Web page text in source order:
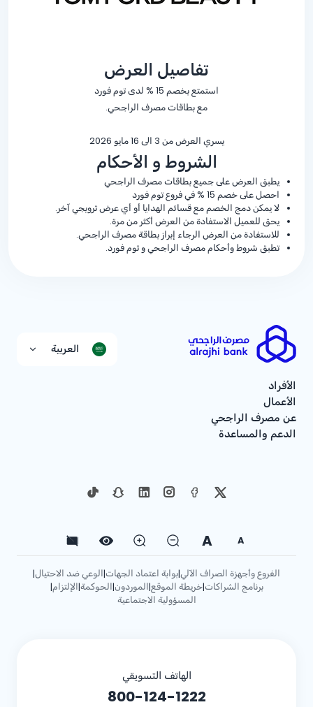
تفاصيل العرض
استمتع بخصم % 15 لدى توم فورد
مع بطاقات مصرف الراجحي.
يسري العرض من 3 الى 16 مايو 2026
الشروط و الأحكام
يطبق العرض على جميع بطاقات مصرف الراجحي
احصل على خصم % 15 في فروع توم فورد
لا يمكن دمج الخصم مع قسائم الهدايا أو أي عرض ترويجي آخر.
يحق للعميل الاستفادة من العرض أكثر من مرة.
للاستفادة من العرض الرجاء إبراز بطاقة مصرف الراجحي.
تطبق شروط وأحكام مصرف الراجحي و توم فورد.
العربية
الأفراد
الأعمال
عن مصرف الراجحي
الدعم والمساعدة
A
A
الفروع وأجهزة الصراف الآلي|بوابة اعتماد الجهات|الوعي ضد الاحتيال|
برنامج الشراكات|خريطة الموقع|الموردون|الحوكمة|الإلتزام|
المسؤولية الاجتماعية
الهاتف التسويقي
800-124-1222